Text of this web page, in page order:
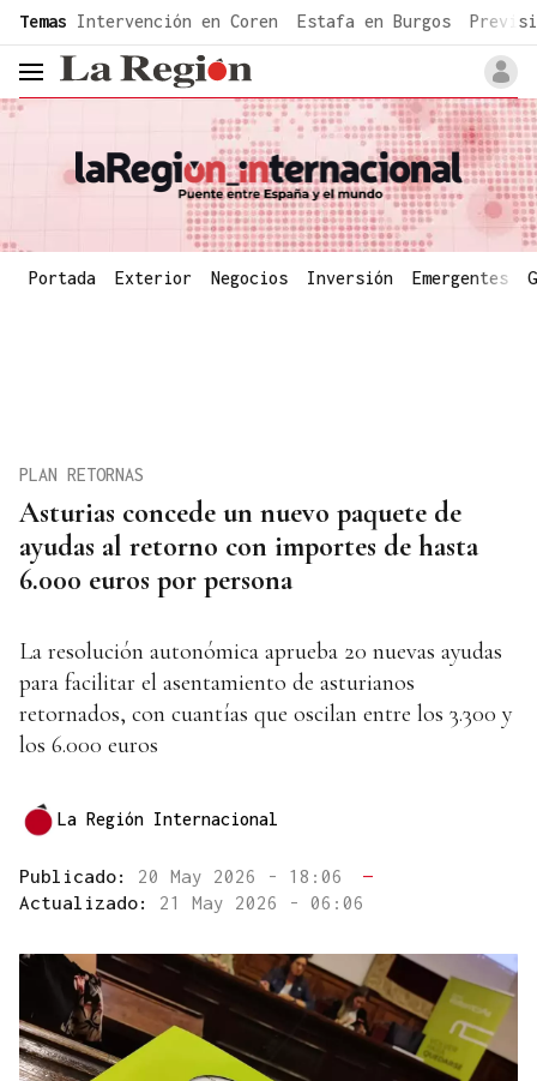
common.go-to-content
Temas Intervención en Coren Estafa en Burgos
header.menu.open
Portada Exterior Negocios Inversión Emergentes
Asturias concede un nuevo paquete de
ayudas al retorno con importes de hasta
6.000 euros por persona
PLAN RETORNAS
La resolución autonómica aprueba 20 nuevas ayudas
para facilitar el asentamiento de asturianos
retornados, con cuantías que oscilan entre los 3.300 y
los 6.000 euros
La Región Internacional
Publicado: 20 May 2026 - 18:06
—
Actualizado: 21 May 2026 - 06:06